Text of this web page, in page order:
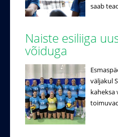
saab
Naiste esiliiga
võiduga
väljakul
kaheksa